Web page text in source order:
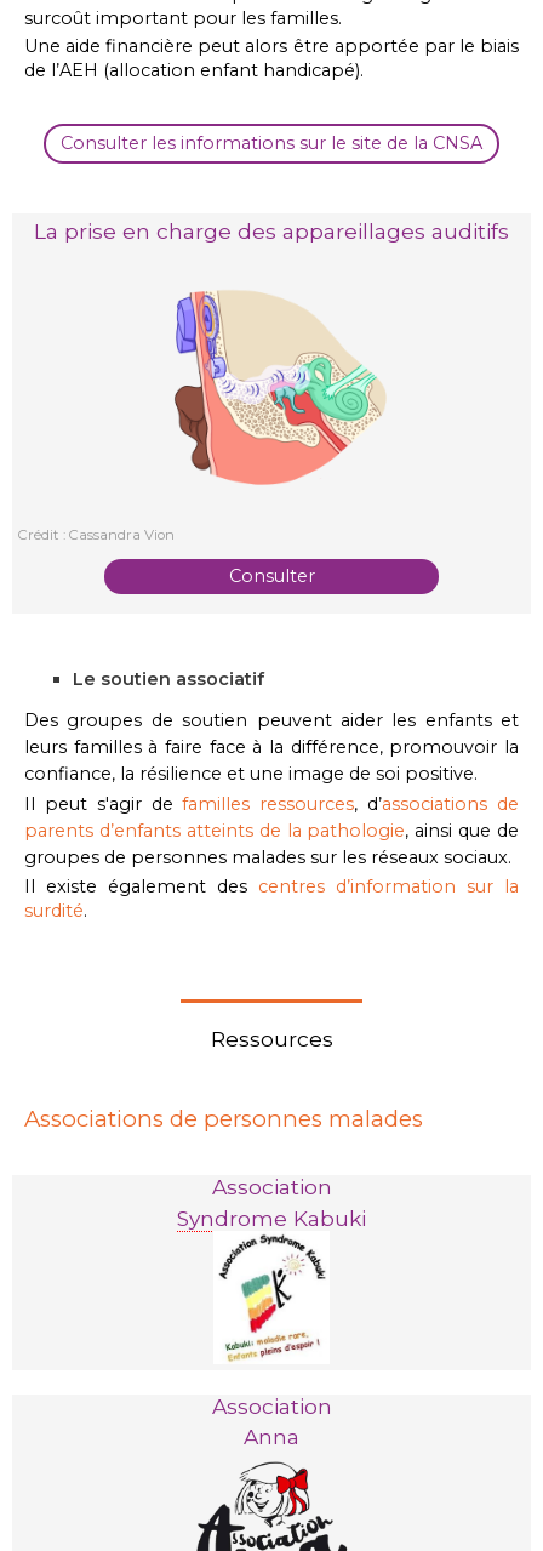
surcoût important pour les familles.
Une aide financière peut alors être apportée par le biais
de l’AEH (allocation enfant handicapé).
Consulter les informations sur le site de la CNSA
La prise en charge des appareillages auditifs
Crédit : Cassandra Vion
Consulter
Le soutien associatif
Des groupes de soutien peuvent aider les enfants et
leurs familles à faire face à la différence, promouvoir la
confiance, la résilience et une image de soi positive.
Il peut s'agir defamilles ressources, d’associations de
parents d’enfants atteints de la pathologie, ainsi que de
groupes de personnes malades sur les réseaux sociaux.
Il existe également des centres d’information sur la
surdité.
Ressources
Associations de personnes malades
Association
Syndrome Kabuki
Association
Anna